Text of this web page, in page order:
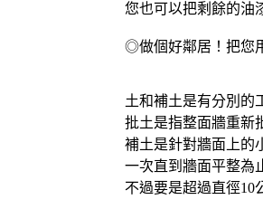
您也可以把剩餘的油
◎做個好鄰居！把您
土和補土是有分別的
批土是指整面牆重新
補土是針對牆面上的
一次直到牆面平整為
不過要是超過直徑10